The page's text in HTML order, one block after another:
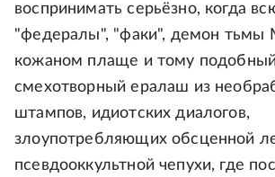
воспринимать серьёзно, когда
"федералы", "факи", демон тьмы
кожаном плаще и тому подобный
смехотворный ералаш из
штампов, идиотских диалогов,
злоупотребляющих обсценной
псевдооккультной чепухи, где